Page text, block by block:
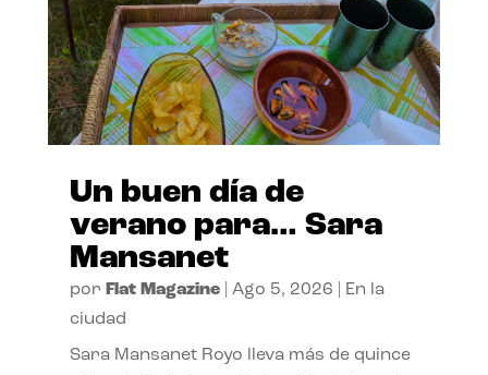
Un buen día de
verano para… Sara
Mansanet
por Flat Magazine| Ago 5, 2026
En la
ciudad
Sara Mansanet Royo lleva más de quince